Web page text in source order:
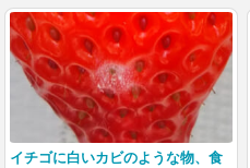
イチゴに白いカビのような物、食